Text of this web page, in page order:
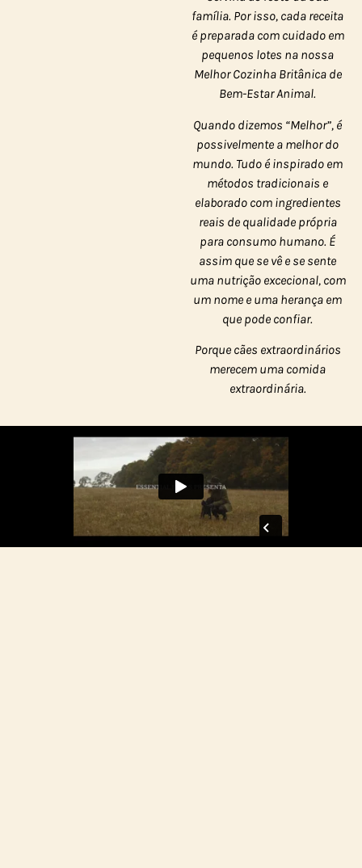
família. Por isso, cada receita
é preparada com cuidado em
pequenos lotes na nossa
Melhor Cozinha Britânica de
Bem-Estar Animal.
Quando dizemos “Melhor”, é
possivelmente a melhor do
mundo. Tudo é inspirado em
métodos tradicionais e
elaborado com ingredientes
reais de qualidade própria
para consumo humano. É
assim que se vê e se sente
uma nutrição excecional, com
um nome e uma herança em
que pode confiar.
Porque cães extraordinários
merecem uma comida
extraordinária.